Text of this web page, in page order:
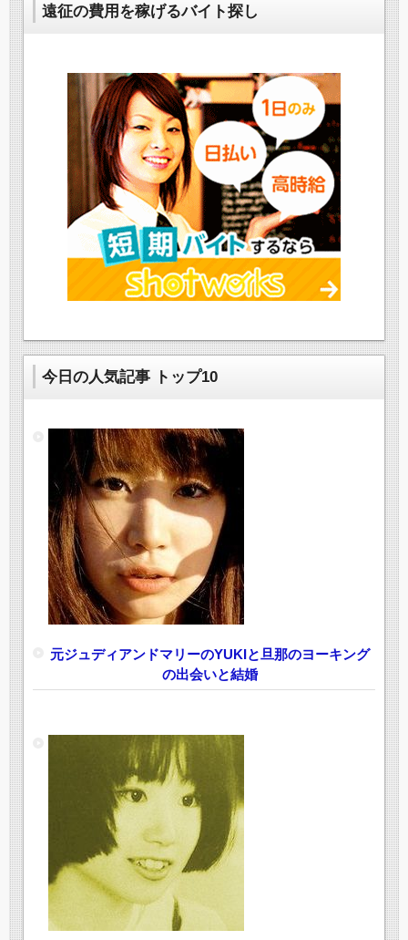
遠征の費用を稼げるバイト探し
今日の人気記事 トップ10
元ジュディアンドマリーのYUKIと旦那のヨーキング
の出会いと結婚